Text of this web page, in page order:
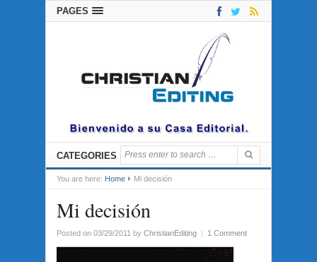
PAGES
CATEGORIES
You are here: Home Mi decisión
Mi decisión
Posted on 03/29/2011 by ChristianEditing | 1 Comment